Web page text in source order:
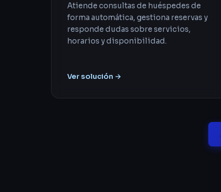
Atiende consultas de huéspedes de
forma automática, gestiona reservas y
responde dudas sobre servicios,
horarios y disponibilidad.
Ver solución →